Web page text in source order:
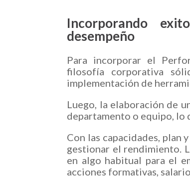
Incorporando
desempeño
Para incorporar el
filosofía corporativa
implementación de
Luego, la elaboración de
departamento o equipo, lo
Con las capacidades, plan
gestionar el rendimiento.
en algo habitual para el
acciones formativas,